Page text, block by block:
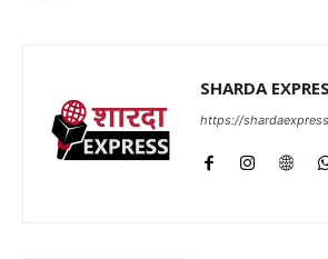
SHARDA
https://